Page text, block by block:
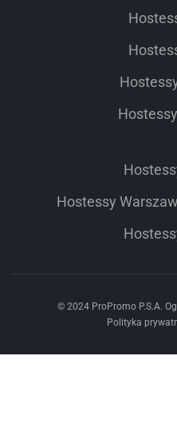
Hostessy
© 2024 ProPromo P.S.A.
Polityka